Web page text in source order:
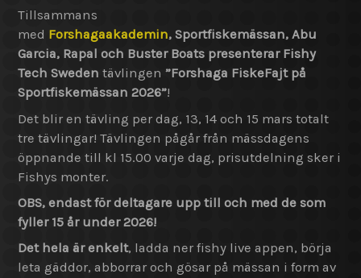
Tillsammans
med Forshagaakademin, Sportfiskemässan, Abu
Garcia, Rapal och Buster Boats presenterar Fishy
Tech Sweden tävlingen ”Forshaga FiskeFajt på
Sportfiskemässan 2026”!
Det blir en tävling per dag, 13, 14 och 15 mars totalt
tre tävlingar! Tävlingen pågår från mässdagens
öppnande till kl 15.00 varje dag, prisutdelning sker i
Fishys monter.
OBS, endast för deltagare upp till och med de som
fyller 15 år under 2026!
Det hela är enkelt, ladda ner fishy live appen, börja
leta gäddor, abborrar och gösar på mässan i form av